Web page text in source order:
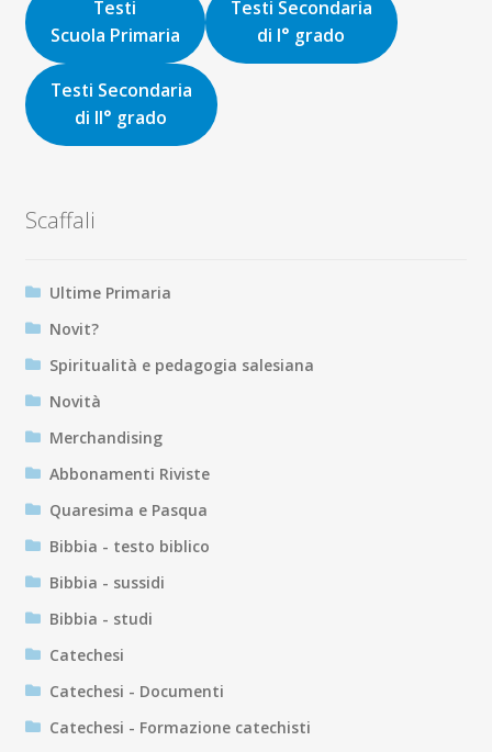
Testi
Scuola Primaria
Testi Secondaria
di I° grado
Testi Secondaria
di II° grado
Scaffali
Ultime Primaria
Novit?
Spiritualità e pedagogia salesiana
Novità
Merchandising
Abbonamenti Riviste
Quaresima e Pasqua
Bibbia - testo biblico
Bibbia - sussidi
Bibbia - studi
Catechesi
Catechesi - Documenti
Catechesi - Formazione catechisti